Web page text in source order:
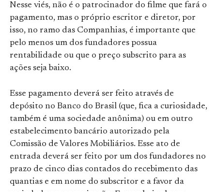
Nesse viés, não é o patrocinador do filme que fará o
pagamento, mas o próprio escritor e diretor, por
isso, no ramo das Companhias, é importante que
pelo menos um dos fundadores possua
rentabilidade ou que o preço subscrito para as
ações seja baixo.
Esse pagamento deverá ser feito através de
depósito no Banco do Brasil (que, fica a curiosidade,
também é uma sociedade anônima) ou em outro
estabelecimento bancário autorizado pela
Comissão de Valores Mobiliários. Esse ato de
entrada deverá ser feito por um dos fundadores no
prazo de cinco dias contados do recebimento das
quantias e em nome do subscritor e a favor da